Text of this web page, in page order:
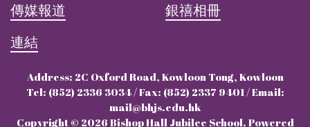
傳媒報道
銀禧相冊
連結
Address: 2C Oxford Road, Kowloon Tong, Kowloon
Tel: (852) 2336 3034 / Fax: (852) 2337 9401 / Email:
mail@bhjs.edu.hk
Copyright © 2026 Bishop Hall Jubilee School. Powered